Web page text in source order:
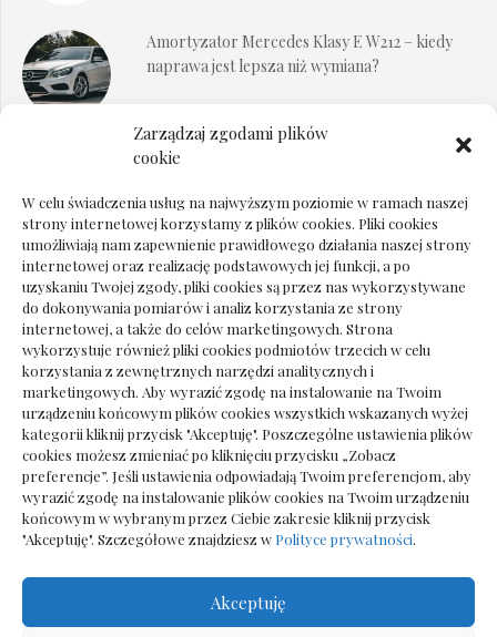
Zarządzaj zgodami plików
cookie
W celu świadczenia usług na najwyższym poziomie w ramach naszej
strony internetowej korzystamy z plików cookies. Pliki cookies
umożliwiają nam zapewnienie prawidłowego działania naszej strony
internetowej oraz realizację podstawowych jej funkcji, a po
uzyskaniu Twojej zgody, pliki cookies są przez nas wykorzystywane
do dokonywania pomiarów i analiz korzystania ze strony
internetowej, a także do celów marketingowych. Strona
wykorzystuje również pliki cookies podmiotów trzecich w celu
korzystania z zewnętrznych narzędzi analitycznych i
marketingowych. Aby wyrazić zgodę na instalowanie na Twoim
urządzeniu końcowym plików cookies wszystkich wskazanych wyżej
kategorii kliknij przycisk "Akceptuję". Poszczególne ustawienia plików
cookies możesz zmieniać po kliknięciu przycisku „Zobacz
preferencje”. Jeśli ustawienia odpowiadają Twoim preferencjom, aby
wyrazić zgodę na instalowanie plików cookies na Twoim urządzeniu
końcowym w wybranym przez Ciebie zakresie kliknij przycisk
"Akceptuję". Szczegółowe znajdziesz w Polityce prywatności.
Akceptuję
Amortyzator Mercedes Klasy E W212 – kiedy
naprawa jest lepsza niż wymiana?
Ile kosztuje psychoterapeuta prywatnie: cena
Dokumenty do odbioru przy zmianie biura
rachunkowego